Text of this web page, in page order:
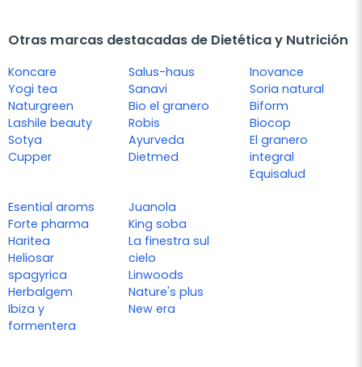
Otras marcas destacadas de Dietética y Nutrición
Koncare
Yogi tea
Naturgreen
Lashile beauty
Sotya
Cupper
Salus-haus
Sanavi
Bio el granero
Robis
Ayurveda
Dietmed
Inovance
Soria natural
Biform
Biocop
El granero
integral
Equisalud
Esential aroms
Forte pharma
Haritea
Heliosar
spagyrica
Herbalgem
Ibiza y
formentera
Juanola
King soba
La finestra sul
cielo
Linwoods
Nature's plus
New era